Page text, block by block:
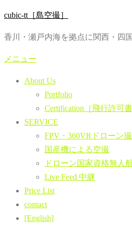
コ
テ
ン
cubic-tt［島空撮］
香川・瀬戸内海を拠点に関西・四
メニュー
About Us
Portfolio
Certification［飛行許可書
SERVICE
FPV・360VRドローン
国産機による空撮
ドローン国家資格無人
Live Feed 中継
Price List
contact
[English]